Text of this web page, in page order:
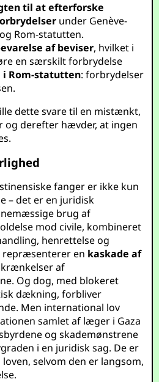
til at efterforske
under Genève-
Rom-statutten.
af beviser, hvilket i
en særskilt forbrydelse
Rom-statutten: forbrydelser
dette svare til en mistænkt,
og derefter hævder, at ingen
fanger er ikke kun
– det er en juridisk
brug af
mod civile, kombineret
henrettelse og
en kaskade af
af
Og dog, med blokeret
dækning, forbliver
Men international lov
samlet af læger i Gaza
og skademønstrene
i en juridisk sag. De er
loven, selvom den er langsom,